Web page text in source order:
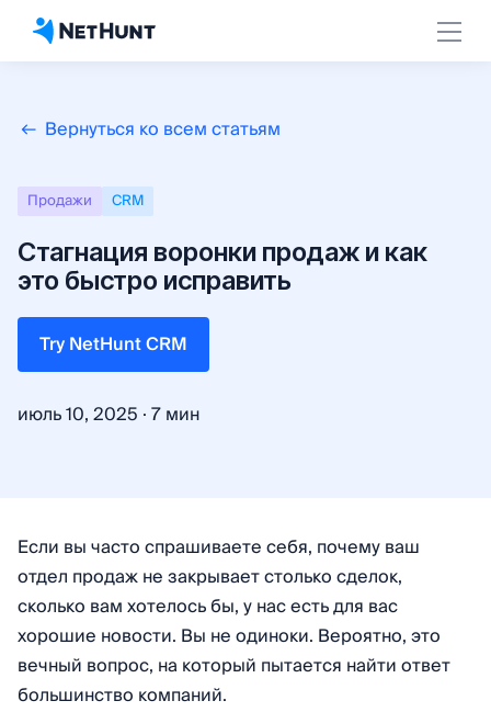
Вернуться ко всем статьям
Продажи СRM
Стагнация воронки продаж и как
это быстро исправить
Try NetHunt CRM
июль 10, 2025 ·7 мин
Если вы часто спрашиваете себя, почему ваш
отдел продаж не закрывает столько сделок,
сколько вам хотелось бы, у нас есть для вас
хорошие новости. Вы не одиноки. Вероятно, это
вечный вопрос, на который пытается найти ответ
большинство компаний.